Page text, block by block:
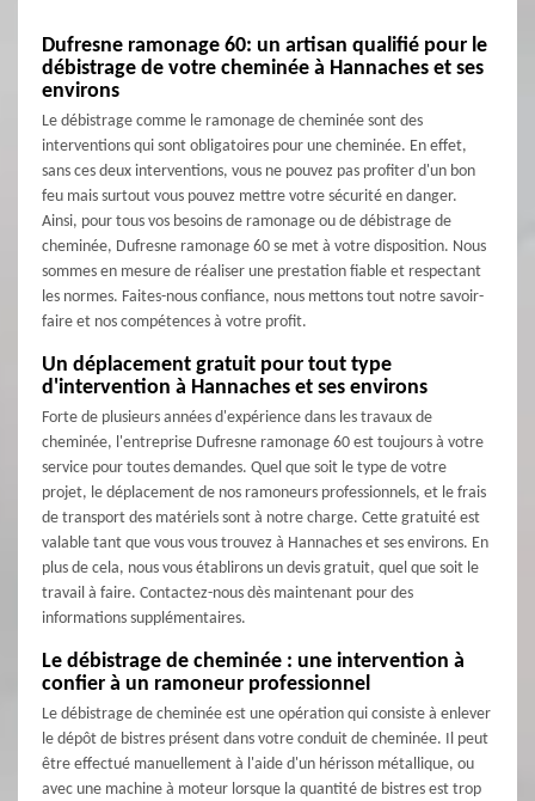
Dufresne ramonage 60: un artisan qualifié pour le
débistrage de votre cheminée à Hannaches et ses
environs
Le débistrage comme le ramonage de cheminée sont des
interventions qui sont obligatoires pour une cheminée. En effet,
sans ces deux interventions, vous ne pouvez pas profiter d'un bon
feu mais surtout vous pouvez mettre votre sécurité en danger.
Ainsi, pour tous vos besoins de ramonage ou de débistrage de
cheminée, Dufresne ramonage 60 se met à votre disposition. Nous
sommes en mesure de réaliser une prestation fiable et respectant
les normes. Faites-nous confiance, nous mettons tout notre savoir-
faire et nos compétences à votre profit.
Un déplacement gratuit pour tout type
d'intervention à Hannaches et ses environs
Forte de plusieurs années d'expérience dans les travaux de
cheminée, l'entreprise Dufresne ramonage 60 est toujours à votre
service pour toutes demandes. Quel que soit le type de votre
projet, le déplacement de nos ramoneurs professionnels, et le frais
de transport des matériels sont à notre charge. Cette gratuité est
valable tant que vous vous trouvez à Hannaches et ses environs. En
plus de cela, nous vous établirons un devis gratuit, quel que soit le
travail à faire. Contactez-nous dès maintenant pour des
informations supplémentaires.
Le débistrage de cheminée : une intervention à
confier à un ramoneur professionnel
Le débistrage de cheminée est une opération qui consiste à enlever
le dépôt de bistres présent dans votre conduit de cheminée. Il peut
être effectué manuellement à l'aide d'un hérisson métallique, ou
avec une machine à moteur lorsque la quantité de bistres est trop